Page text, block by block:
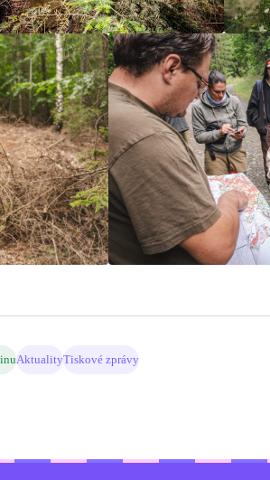
AktualityTiskové zprávy